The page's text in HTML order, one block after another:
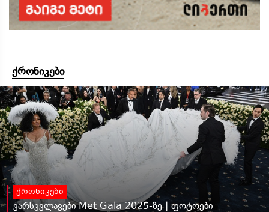
ქრონიკები
ქრონიკები
ვარსკვლავები Met Gala 2025-ზე | ფოტოები